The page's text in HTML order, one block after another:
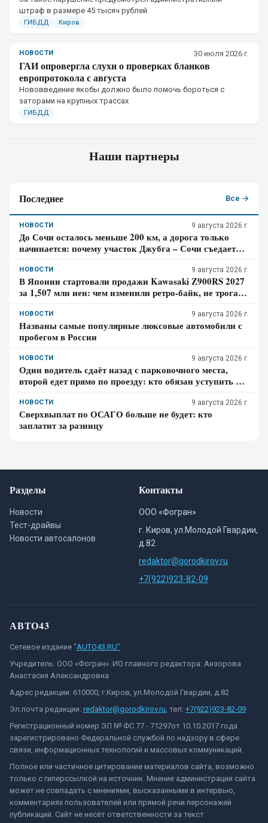
штраф в размере 45 тысяч рублей
ГИБДД Киров
НОВОСТИ 30 июля 2026 г.
ГАИ опровергла слухи о проверках бланков
европротокола с августа
Нововведение якобы должно было помочь бороться с
заторами на крупных трассах
ГИБДД
Наши партнеры
Последнее Все →
НОВОСТИ 9 августа 2026 г.
До Сочи осталось меньше 200 км, а дорога только
начинается: почему участок Джубга – Сочи съедает
НОВОСТИ 9 августа 2026 г.
В Японии стартовали продажи Kawasaki Z900RS 2027
за 1,507 млн иен: чем изменили ретро-байк, не трогая
НОВОСТИ 9 августа 2026 г.
Названы самые популярные люксовые автомобили с
пробегом в России
НОВОСТИ 9 августа 2026 г.
Один водитель сдаёт назад с парковочного места,
второй едет прямо по проезду: кто обязан уступить по
НОВОСТИ 9 августа 2026 г.
Сверхвыплат по ОСАГО больше не будет: кто
заплатит за разницу
Разделы
Новости
Тест-драйвы
Новости автосалонов
Контакты
ООО «Фогран»
г. Киров, ул.Молодой Гвардии,
д.82
redaktor@gorodkirov.ru
+7(922)923-82-09
АВТО43
Сетевое издание "AUTO43.RU"
Учредитель: ООО «Фогран». ИО главного редактора: Анзорова
Анастасия Александровна
Адрес редакции: 610000, г.Киров, ул.Молодой Гвардии, д.82
Эл.почта редакции: redaktor@gorodkirov.ru, тел: +7(922)923-82-09
Регистрационный номер ЭЛ № ФС 77 - 71297от 10.10.2017 года
зарегистрировано Федеральной службой по надзору в сфере
связи, информационных технологий и массовых коммуникаций.
Полное или частичное цитирование материалов сайта, возможно
только с гиперссылкой на источник. Мнение администрации сайта
может не совпадать с мнениями, высказанными в интервью,
комментариях пользователей или прямой речи персонажей
публикаций. Сайт не несёт ответственности за текст